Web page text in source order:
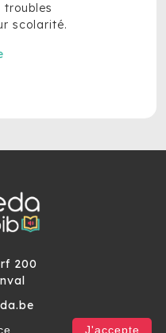
troubles
scolarité.
200
J'accepte